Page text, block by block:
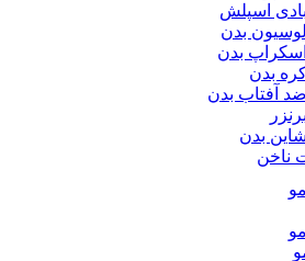
بادی اسپلش
لوسیون بدن
اسکراپ بدن
بدن
ضد آفتاب بدن
برنزر
شاین بدن
ناخن